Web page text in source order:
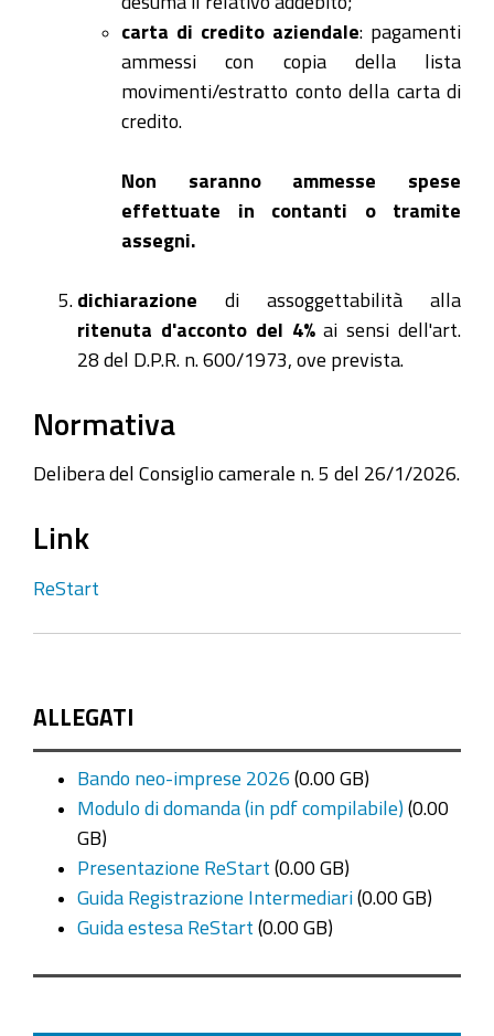
carta di credito aziendale: pagamenti
ammessi con copia della lista
movimenti/estratto conto della carta di
credito.
Non saranno ammesse spese
effettuate in contanti o tramite
assegni.
dichiarazione di assoggettabilità alla
ritenuta d'acconto del 4%ai sensi dell'art.
28 del D.P.R. n. 600/1973, ove prevista.
Normativa
Delibera del Consiglio camerale n. 5 del 26/1/2026.
Link
ReStart
ALLEGATI
Bando neo-imprese 2026 (0.00 GB)
Modulo di domanda (in pdf compilabile) (0.00
GB)
Presentazione ReStart (0.00 GB)
Guida Registrazione Intermediari (0.00 GB)
Guida estesa ReStart (0.00 GB)